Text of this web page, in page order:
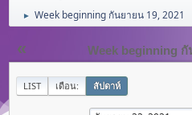
► Week beginning กันยายน 19, 2021
« Week beginning กั
LIST เดือน: สัปดาห์